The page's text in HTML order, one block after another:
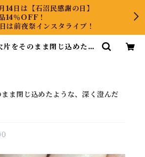
14日は【石沼民感謝の日】
14％OFF！
は前夜祭インスタライブ！
片をそのまま閉じ込めたよ
ま閉じ込めたような、深く澄んだ